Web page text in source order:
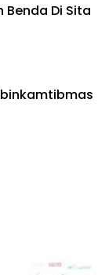
Benda Di Sita